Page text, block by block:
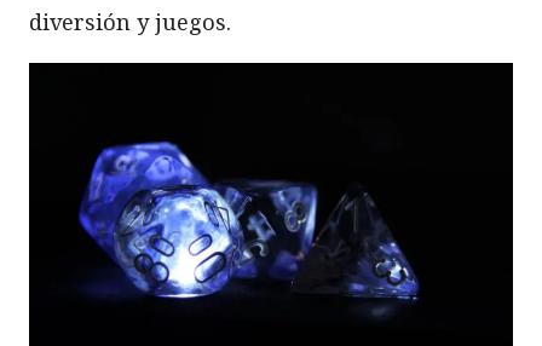
diversión y juegos.